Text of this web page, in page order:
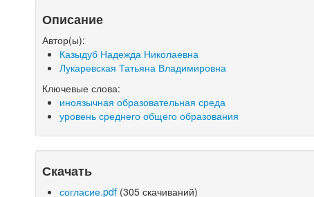
Описание
Автор(ы):
Казыдуб Надежда Николаевна
Лукаревская Татьяна Владимировна
Ключевые слова:
иноязычная образовательная среда
уровень среднего общего образования
Скачать
согласие.pdf (305 скачиваний)